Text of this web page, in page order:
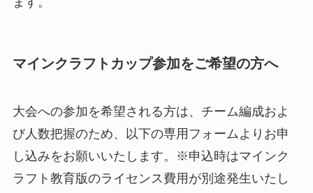
マインクラフトカップ参加をご希望の方へ
大会への参加を希望される方は、チーム編成およ
び人数把握のため、以下の専用フォームよりお申
し込みをお願いいたします。※申込時はマインク
ラフト教育版のライセンス費用が別途発生いたし